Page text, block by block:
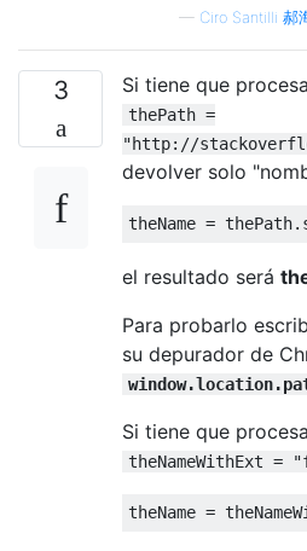
— Ciro Santilli 郝
3 Si tiene que
thePath =
"http://
devolver solo
theName = thePath.
el resultado será
Para probarlo
su depurador de
Si tiene que
theNameWithExt =
theName =